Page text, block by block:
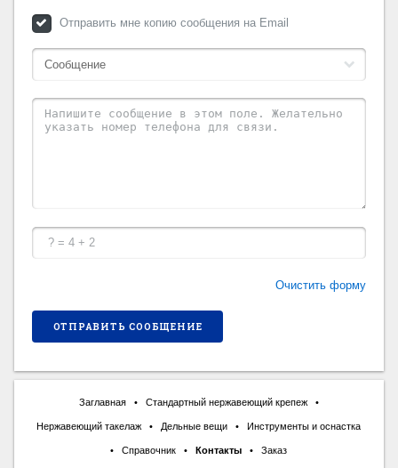
Отправить мне копию сообщения на Email
Очистить форму
Заглавная • Стандартный нержавеющий крепеж •
Нержавеющий такелаж • Дельные вещи • Инструменты и оснастка
• Справочник • Контакты • Заказ